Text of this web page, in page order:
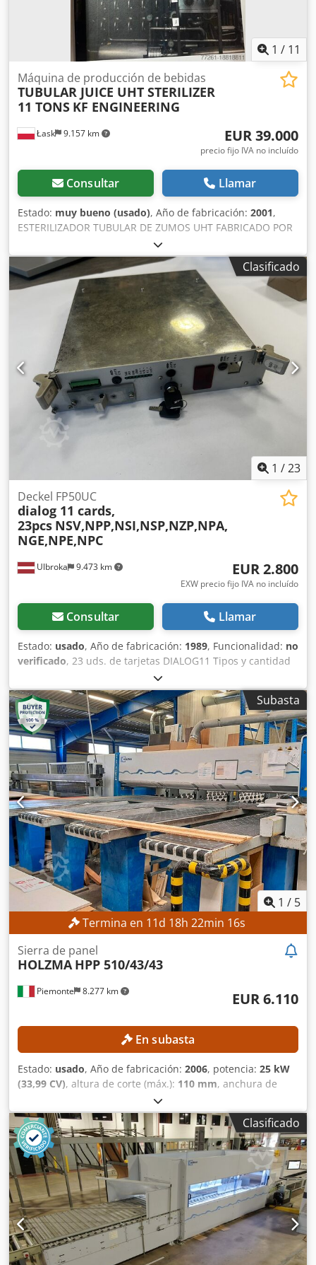
1 / 11
Łask 9.157 km
Máquina de producción de bebidas
TUBULAR JUICE UHT STERILIZER
11 TONS KF ENGINEERING
EUR 39.000
precio fijo IVA no incluído
Consultar Llamar
Estado: muy bueno (usado), Año de fabricación: 2001,
ESTERILIZADOR TUBULAR DE ZUMOS UHT FABRICADO POR
KF ENGINEERING, ALEMANIA CAPACIDAD DE 11
TONELADAS POR HORA PARA TODO TIPO DE ZUMOS,
INCLUIDO EL DE TOMATE TEMPERATURA MÁXIMA DE 124
°C PLC SIEMENS-7 Crjdpev Tl D Nefx Ahaof
Clasificado
1 /23
Ulbroka 9.473 km
Deckel FP50UC
dialog 11 cards,
23pcs NSV,NPP,NSI,NSP,NZP,NPA,
NGE,NPE,NPC
EUR 2.800
EXW precio fijo IVA no incluído
Consultar Llamar
Estado: usado, Año de fabricación: 1989, Funcionalidad: no
verificado, 23 uds. de tarjetas DIALOG11 Tipos y cantidad
de cada tipo: NGE01 - 2 uds. NPE01 - 4 uds. NPC01 - 1 ud.
NPA01 - 4 uds. Codpfswyudqox Ahaorf NZP02 - 4 uds.
NRP02 - 1 ud. NSP02 - 1 ud. NSI02 - 2 uds. NPP04 - 2 uds.
NSV02 - 2 uds.
Subasta
1 / 5
Termina en 11d 18h 22min 14s
Piemonte 8.277 km
Sierra de panel
HOLZMA HPP 510/43/43
EUR 6.110
En subasta
Estado: usado, Año de fabricación: 2006, potencia: 25 kW
(33,99 CV), altura de corte (máx.): 110 mm, anchura de
, longitud de corte (máx.):
mm, DETALLES TÉCNICOS Ancho máximo de la placa: 4.300
mm Longitud máxima de la placa: 4.300 mm Altura mínima
de corte: 3 mm Altura máxima de corte: 110 mm Salida
máxima de la hoja de sierra: 125 mm Sistema de avance y
pinzas Número de pinzas: 9 Número de pinzas en el tope
deslizante: 9 Velocidad máxima de avance: 80 m/min
Velocidad máxima de avance del carro de la sierra: 120
m/min Carro de la sierra Diámetro máximo de la
herramienta: 450 mm Potencia del motor: 18 kW Velocidad
de rotación: 2.870 RPM Unidad de pre-ranurado Tipo:
Unidad de pre-ranurado para postformado Diámetro
Clasificado